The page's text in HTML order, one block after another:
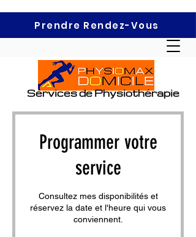
Prendre Rendez-Vous
Services de Physiothérapie
Programmer votre
service
Consultez mes disponibilités et
réservez la date et l'heure qui vous
conviennent.